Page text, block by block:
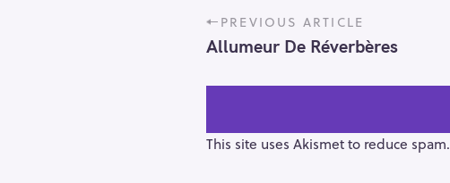
P
o
s
t
v
PREVIOUS ARTICLE
Allumeur De Réverbères
This site uses Akismet to reduce spam.